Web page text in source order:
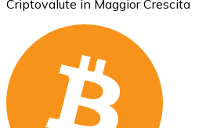
Criptovalute in Maggior Crescita